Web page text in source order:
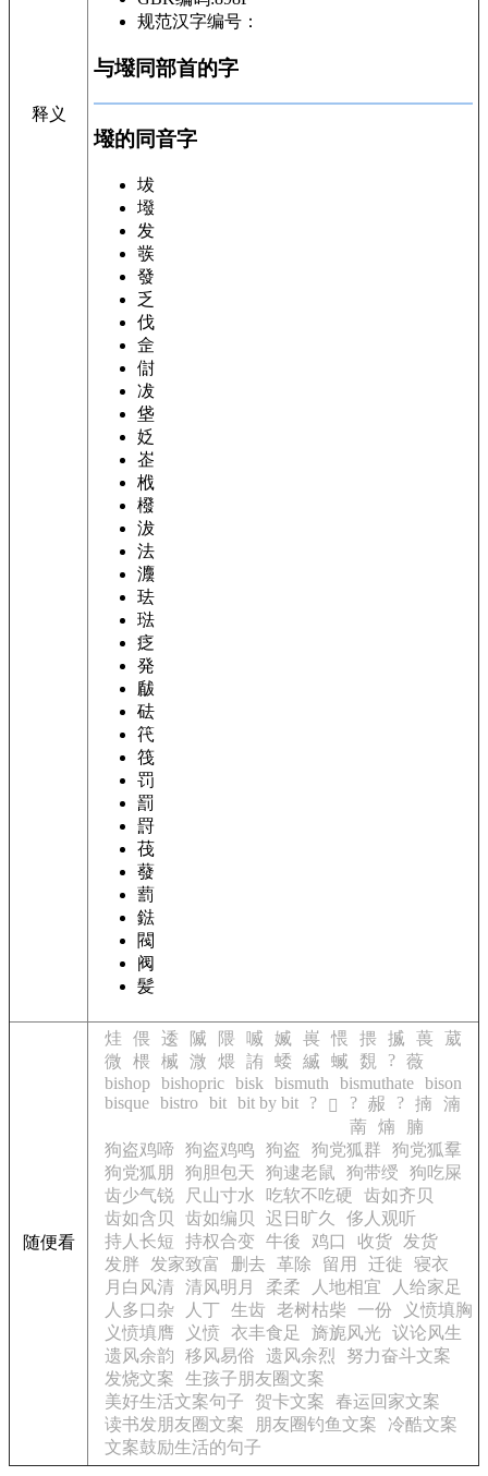
释义
规范汉字编号：
与墢同部首的字
墢的同音字
坺
墢
发
彂
發
乏
伐
佱
傠
冹
垡
姂
峜
栰
橃
沷
法
灋
珐
琺
疺
発
瞂
砝
笩
筏
罚
罰
罸
茷
蕟
藅
鍅
閥
阀
髪
随便看
烓 偎 逶 隇 隈 喴 媙 嵔 愄 揋 揻 葨
葳
微
椳 楲 溦 煨 詴 蜲 縅 蝛 覣 ? 薇
bishop bishopric bisk bismuth bismuthate bison
bisque bistro bit bit by bit ? 𪅀 ? 赧 ? 揇
湳
萳
煵
腩
狗盗鸡啼
狗盗鸡鸣 狗盗 狗党狐群
狗党狐羣
狗党狐朋
狗胆包天 狗逮老鼠 狗带绶
狗吃屎
齿少气锐
尺山寸水 吃软不吃硬
齿如齐贝
齿如含贝
齿如编贝 迟日旷久
侈人观听
持人长短
持权合变 牛後 鸡口 收货
发货
发胖
发家致富 删去 革除 留用 迁徙
寝衣
月白风清
清风明月 柔柔 人地相宜
人给家足
人多口杂
人丁 生齿 老树枯柴 一份
义愤填胸
义愤填膺
义愤 衣丰食足 旖旎风光
议论风生
遗风余韵
移风易俗 遗风余烈
努力奋斗文案
发烧文案
生孩子朋友圈文案
美好生活文案句子
贺卡文案
春运回家文案
读书发朋友圈文案
朋友圈钓鱼文案
冷酷文案
文案鼓励生活的句子